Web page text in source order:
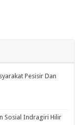
Pesisir Dan
Sosial Indragiri Hilir